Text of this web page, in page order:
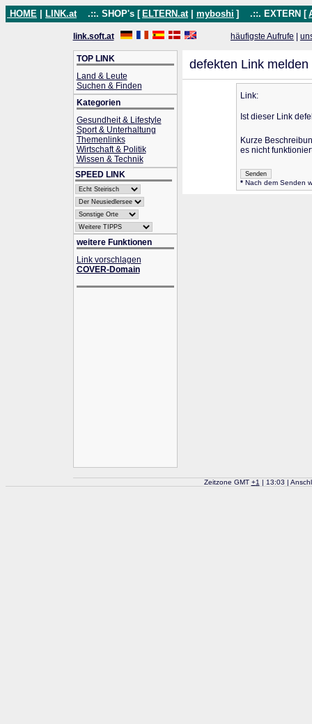
HOME LINK.at .::. SHOP's [ ELTERN.at myboshi ] .::. EXTERN [
link.soft.at häufigste Aufrufe
TOP LINK
Land & Leute
Suchen & Finden
Kategorien
Gesundheit & Lifestyle
Sport & Unterhaltung
Themenlinks
Wirtschaft & Politik
Wissen & Technik
SPEED LINK
weitere Funktionen
Link vorschlagen
COVER-Domain
defekten Link melden
Link:
Ist dieser Link
Kurze
es nicht
*Nach dem Senden
Zeitzone GMT +1 | 13:03 |